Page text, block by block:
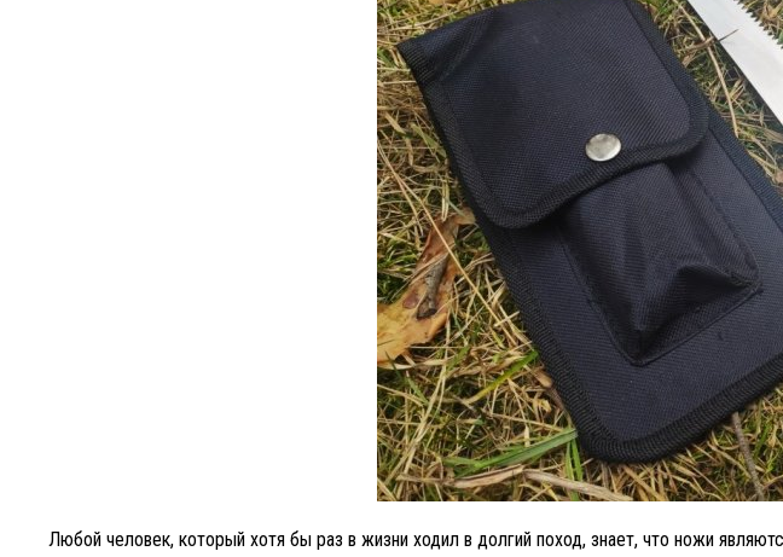
Любой человек, который хотя бы раз в жизни ходил в долгий поход, знает, что ножи